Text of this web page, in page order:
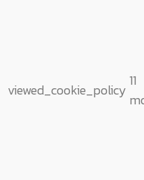
viewed_cookie_policy
11